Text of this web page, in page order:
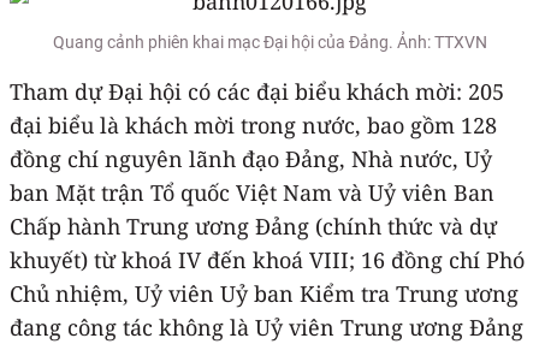
Quang cảnh phiên khai mạc Đại hội của Đảng. Ảnh: TTXVN
Tham dự Đại hội có các đại biểu khách mời: 205
đại biểu là khách mời trong nước, bao gồm 128
đồng chí nguyên lãnh đạo Đảng, Nhà nước, Uỷ
ban Mặt trận Tổ quốc Việt Nam và Uỷ viên Ban
Chấp hành Trung ương Đảng (chính thức và dự
khuyết) từ khoá IV đến khoá VIII; 16 đồng chí Phó
Chủ nhiệm, Uỷ viên Uỷ ban Kiểm tra Trung ương
đang công tác không là Uỷ viên Trung ương Đảng